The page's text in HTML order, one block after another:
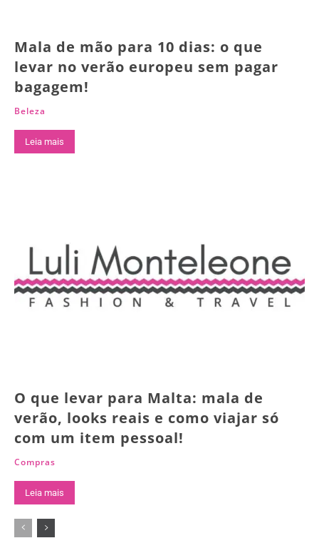
Mala de mão para 10 dias: o que
levar no verão europeu sem pagar
bagagem!
Beleza
Leia mais
O que levar para Malta: mala de
verão, looks reais e como viajar só
com um item pessoal!
Compras
Leia mais